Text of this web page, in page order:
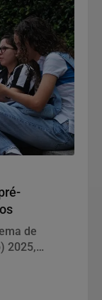
de
2025,
que, apesar